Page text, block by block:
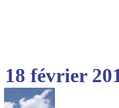
18 février